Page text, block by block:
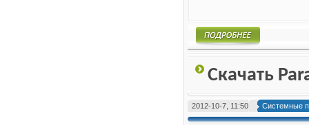
Скачать
2012-10-7, 11:50 Системные